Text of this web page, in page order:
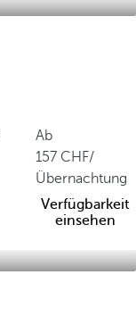
Ab
157
/
Übernachtung
Verfügbarkeit
einsehen